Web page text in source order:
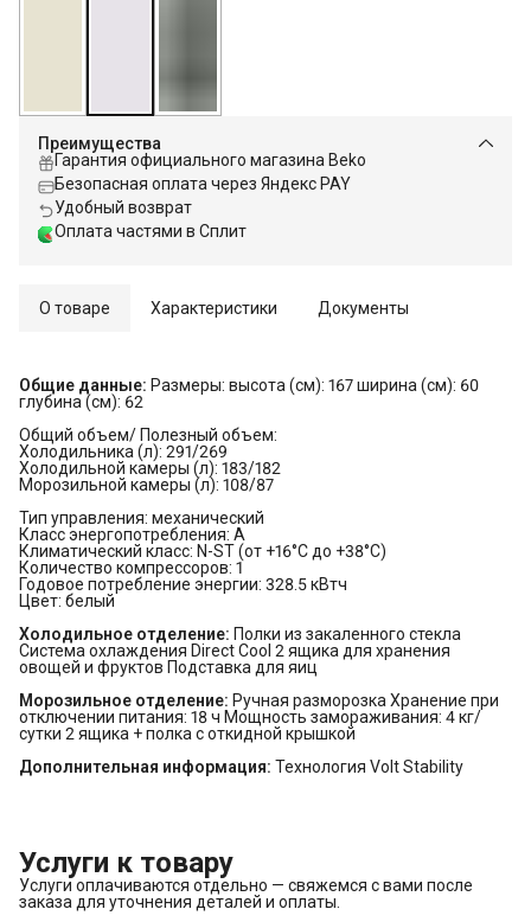
Преимущества
Гарантия официального магазина Beko
Безопасная оплата через Яндекс PAY
Удобный возврат
Оплата частями в Сплит
О товаре Характеристики Документы
Общие данные: Размеры: высота (см): 167 ширина (см): 60
глубина (см): 62
Общий объем/ Полезный объем:
Холодильника (л): 291/269
Холодильной камеры (л): 183/182
Морозильной камеры (л): 108/87
Тип управления: механический
Класс энергопотребления: A
Климатический класс: N-ST (от +16°С до +38°С)
Количество компрессоров: 1
Годовое потребление энергии: 328.5 кВтч
Цвет: белый
Холодильное отделение: Полки из закаленного стекла
Система охлаждения Direct Cool 2 ящика для хранения
овощей и фруктов Подставка для яиц
Морозильное отделение: Ручная разморозка Хранение при
отключении питания: 18 ч Мощность замораживания: 4 кг/
сутки 2 ящика + полка с откидной крышкой
Дополнительная информация: Технология Volt Stability
Услуги к товару
Услуги оплачиваются отдельно — свяжемся с вами после
заказа для уточнения деталей и оплаты.